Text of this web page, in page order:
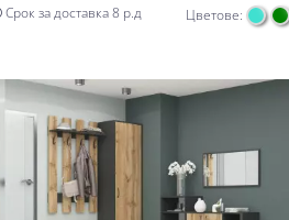
Срок за доставка 8 р.д Цветове: